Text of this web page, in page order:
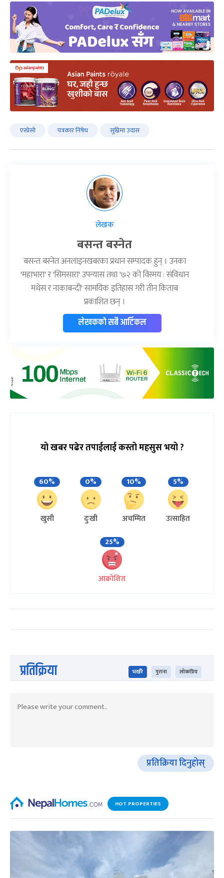
एस्प्रेसो पत्रकार निषेध सुम्निमा उदास
लेखक
बसन्त बस्नेत
बसन्त बस्नेत अनलाइनखबरका प्रधान सम्पादक हुन् । उनका
'महाभारा' र 'सिमसारा' उपन्यास तथा '७२ को विस्मय : संविधान
मधेस र नाकाबन्दी' सामयिक इतिहास गरी तीन किताब
प्रकाशित छन् ।
लेखकको सबै आर्टिकल
यो खबर पढेर तपाईलाई कस्तो महसुस भयो ?
60%
खुसी
0%
दुःखी
10%
अचम्मित
5%
उत्साहित
25%
आक्रोशित
प्रतिक्रिया भर्खरै पुराना लोकप्रिय
प्रतिक्रिया दिनुहोस्
HOT PROPERTIES